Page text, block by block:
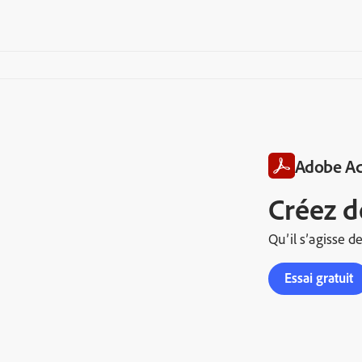
Adobe
Créez
Qu’il s’agisse
Essai gratuit